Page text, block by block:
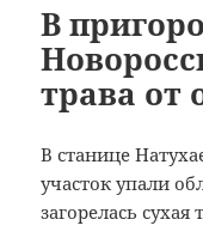
В
трава
В станице
участок упали
загорелась сухая